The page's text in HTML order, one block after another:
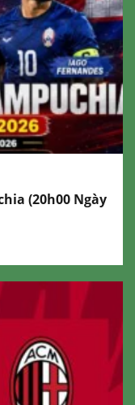
(20h00 Ngày